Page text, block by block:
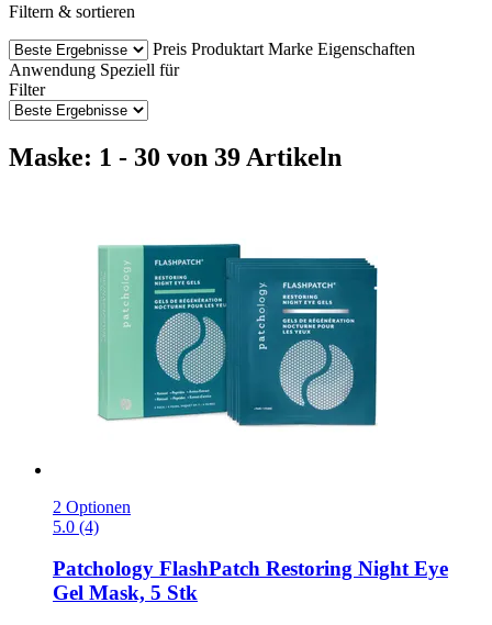
Filtern & sortieren
Preis Produktart Marke Eigenschaften
Anwendung Speziell für
Filter
Maske: 1 - 30 von 39 Artikeln
2 Optionen
5.0 (4)
Patchology FlashPatch Restoring Night Eye
Gel Mask, 5 Stk